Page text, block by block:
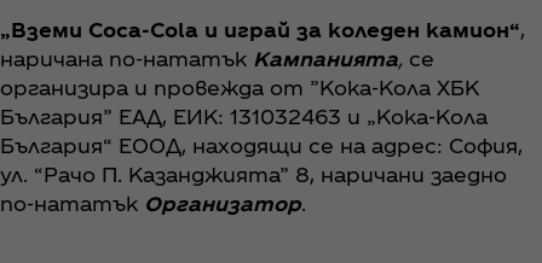
„Вземи Coca‑Cola и играй за коледен камион“,
наричана по-нататък Кампанията, се
организира и провежда от ”Кока-Кола ХБК
България” ЕАД, ЕИК: 131032463 и „Кока-Кола
България“ ЕООД, находящи се на адрес: София,
ул. “Рачо П. Казанджията” 8, наричани заедно
по-нататък Организатор.